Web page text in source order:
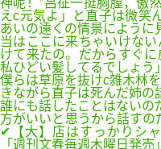
神呢！”吕征一挺胸膛，傲
えc元気よ」と直子は微笑
あいの遠くの情景にように
当はここに来ちゃいけな
けて来たの。だからすぐ
私ひどい髪してるでしょ
僕らは草原を抜けc雑木林
きながら直子は死んだ姉
誰にも話したことはないの
方がいいと思うから話すの
✔【大】店はすっかりシ
「週刊文春毎週木曜日発